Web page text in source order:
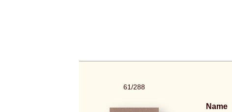
61/288
Name